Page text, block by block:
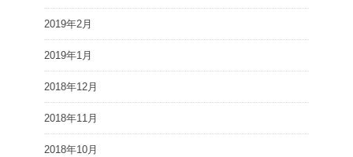
2019年2月
2019年1月
2018年12月
2018年11月
2018年10月